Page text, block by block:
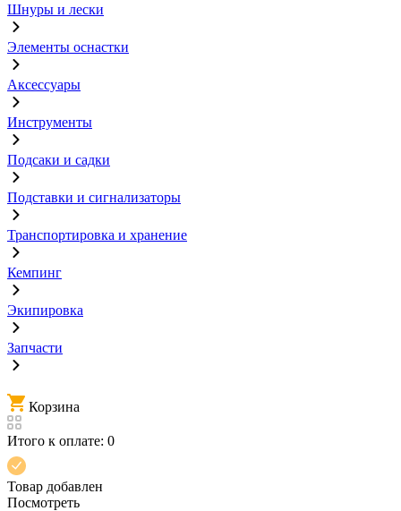
Шнуры и лески
Элементы оснастки
Аксессуары
Инструменты
Подсаки и садки
Подставки и сигнализаторы
Транспортировка и хранение
Кемпинг
Экипировка
Запчасти
Корзина
Итого к оплате: 0
Товар добавлен
Посмотреть